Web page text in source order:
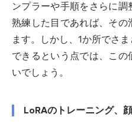
ンプラーや手順をさらに
熟練した目であれば、その
ます。しかし、1か所でさ
できるという点では、こ
いでしょう。
LoRAのトレーニング、